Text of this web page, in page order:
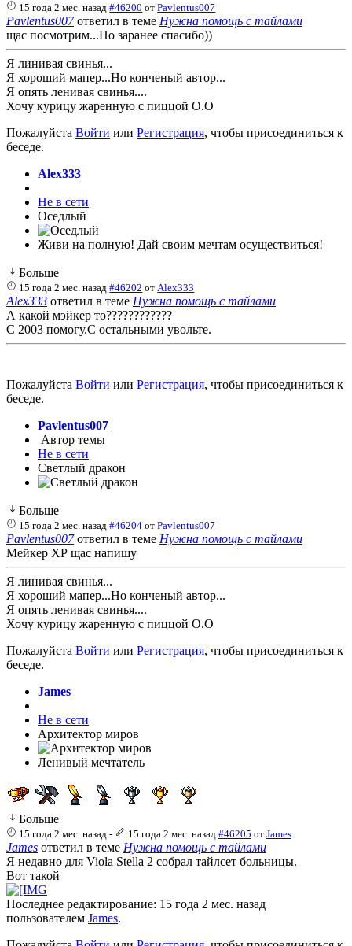
15 года 2 мес. назад #46200 отPavlentus007
Pavlentus007ответил в теме Нужна помощь с тайлами
щас посмотрим...Но заранее спасибо))
Я линивая свинья...
Я хороший мапер...Но конченый автор...
Я опять ленивая свинья....
Хочу курицу жаренную с пиццой О.О
Пожалуйста Войти или Регистрация, чтобы присоединиться к
беседе.
Alex333
Не в сети
Оседлый
Живи на полную! Дай своим мечтам осуществиться!
Больше
15 года 2 мес. назад #46202 от Alex333
Alex333 ответил в теме Нужна помощь с тайлами
А какой мэйкер то????????????
С 2003 помогу.С остальными увольте.
Пожалуйста Войти или Регистрация, чтобы присоединиться к
беседе.
Pavlentus007
Автор темы
Не в сети
Светлый дракон
Больше
15 года 2 мес. назад #46204 отPavlentus007
Pavlentus007ответил в теме Нужна помощь с тайлами
Мейкер ХР щас напишу
Я линивая свинья...
Я хороший мапер...Но конченый автор...
Я опять ленивая свинья....
Хочу курицу жаренную с пиццой О.О
Пожалуйста Войти или Регистрация, чтобы присоединиться к
беседе.
James
Не в сети
Архитектор миров
Ленивый мечтатель
Больше
15 года 2 мес. назад - 15 года 2 мес. назад #46205 от James
James ответил в теме Нужна помощь с тайлами
Я недавно для Viola Stella 2 собрал тайлсет больницы.
Вот такой
Последнее редактирование: 15 года 2 мес. назад
пользователем James.